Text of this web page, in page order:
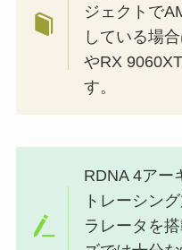
ジェクトで
している場
やRX
す。
RDNA 4アー
トレーシン
ラレータを